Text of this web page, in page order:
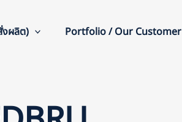
ผลิต) Portfolio / Our Customer